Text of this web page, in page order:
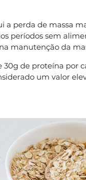
a perda de massa
períodos sem
manutenção da
30g de proteína por
um valor